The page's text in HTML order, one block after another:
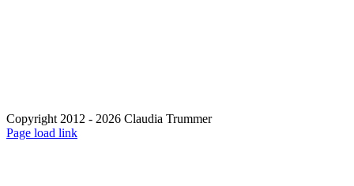
Copyright 2012 - 2026 Claudia Trummer
Page load link